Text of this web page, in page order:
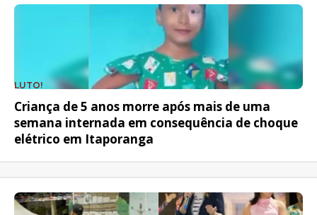
LUTO!
Criança de 5 anos morre após mais de uma
semana internada em consequência de choque
elétrico em Itaporanga